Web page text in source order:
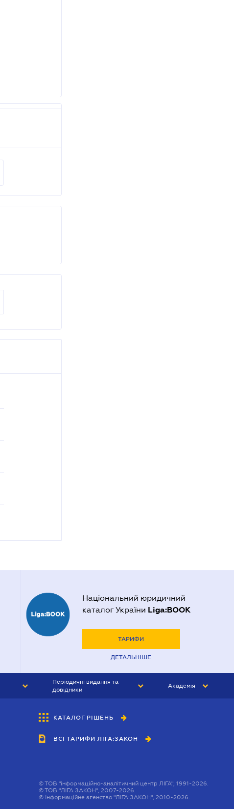
Національний юридичний
каталог України Liga:BOOK
ТАРИФИ
ДЕТАЛЬНІШЕ
Періодичні видання та
довідники
БУХГАЛТЕР&ЗАКОН
ВІСНИК МСФЗ
Академія
КАТАЛОГ РІШЕНЬ
ВСІ ТАРИФИ ЛІГА:ЗАКОН
©ТОВ "інформаційно-аналітичний центр ЛІГА", 1991-2026.
©ТОВ "ЛІГА ЗАКОН", 2007-2026.
© Інформаційне агенство "ЛІГА:ЗАКОН", 2010-2026.